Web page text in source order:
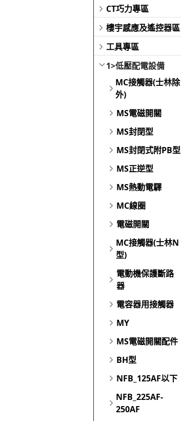
CT巧力專區
樓宇感應及遙控器區
工具專區
1>低壓配電設備
MC接觸器(士林除
外)
MS電磁開關
MS封閉型
MS封閉式附PB型
MS正逆型
MS熱動電驛
MC線圈
電磁開關
MC接觸器(士林N
型)
電動機保護斷路
器
電容器用接觸器
MY
MS電磁開關配件
BH型
NFB_125AF以下
NFB_225AF-
250AF